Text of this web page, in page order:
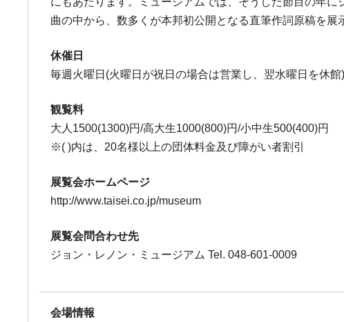
曲の中から、数多くが本邦初公開となる直筆作詞原稿を
休催日
毎週火曜日(火曜日が祝日の場合は営業し、翌水曜日を休館)
観覧料
大人1500(1300)円/高大生1000(800)円/小中生500(400)円
※( )内は、20名様以上の団体料金及び障がい者割引
展覧会ホームページ
http://www.taisei.co.jp/museum
展覧会問合わせ先
ジョン・レノン・ミュージアム Tel. 048-601-0009
会場情報